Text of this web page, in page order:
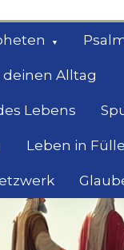
Alltag
Lebens
Leben in Fülle